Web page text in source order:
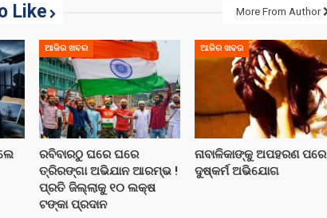
Like More From Author
ଆଜିର ଖବର
ରବିବାରଠୁ ଘରେ ଘରେ
ତ୍ରିରଙ୍ଗା ଅଭିଯାନ ଆରମ୍ଭ !
ପ୍ରତି ଜିଲ୍ଲାକୁ ୧୦ ଲକ୍ଷ
ଟଙ୍କା ପ୍ରଦାନ
ଆଜିର ଖବର
ନାବାଳିକାଙ୍କୁ ଅପହରଣ ପରେ
ଦୁଷ୍କର୍ମ ଅଭିଯୋଗ